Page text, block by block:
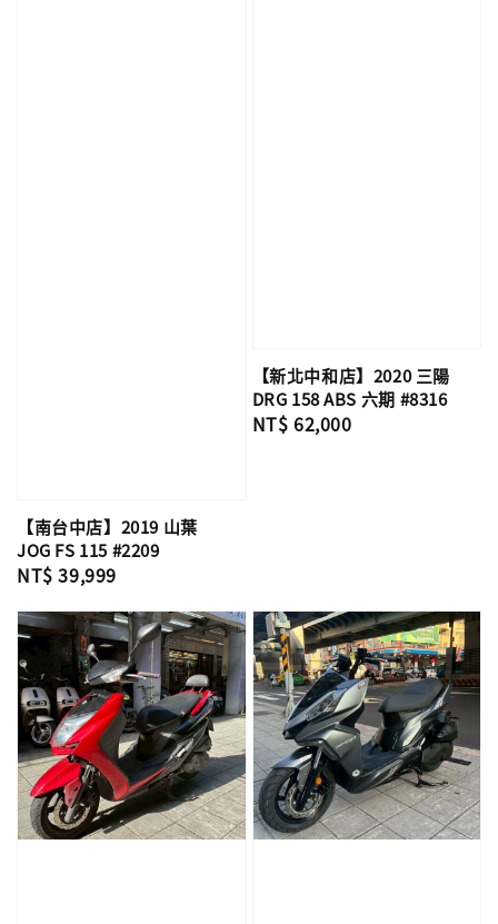
【南台中店】2019 山葉
JOG FS 115 #2209
Regular
NT$ 39,999
【新北中和店】2020 三陽
DRG 158 ABS 六期 #8316
Regular
NT$ 62,000